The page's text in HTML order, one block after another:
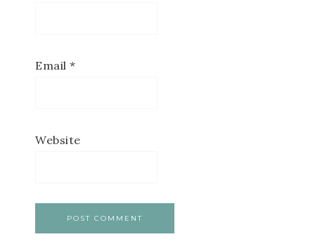
Email *
Website